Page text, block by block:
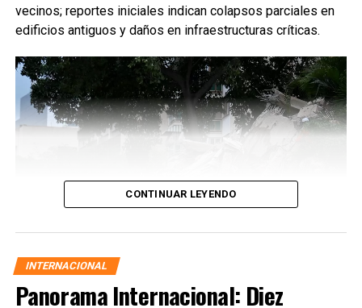
vecinos; reportes iniciales indican colapsos parciales en
edificios antiguos y daños en infraestructuras críticas.
CONTINUAR LEYENDO
INTERNACIONAL
Panorama Internacional: Diez